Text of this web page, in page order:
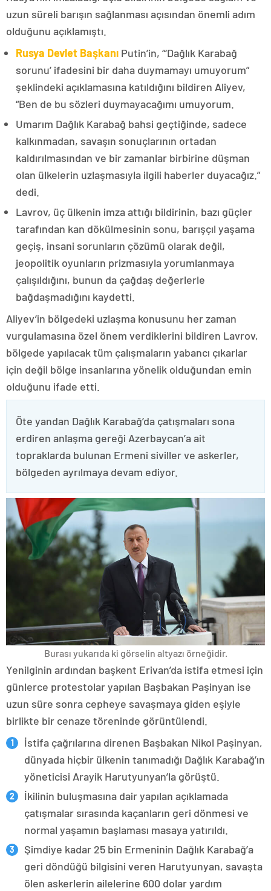
uzun süreli barışın sağlanması açısından önemli adım
olduğunu açıklamıştı.
Rusya Devlet Başkanı Putin’in, “‘Dağlık Karabağ
sorunu’ ifadesini bir daha duymamayı umuyorum”
şeklindeki açıklamasına katıldığını bildiren Aliyev,
“Ben de bu sözleri duymayacağımı umuyorum.
Umarım Dağlık Karabağ bahsi geçtiğinde, sadece
kalkınmadan, savaşın sonuçlarının ortadan
kaldırılmasından ve bir zamanlar birbirine düşman
olan ülkelerin uzlaşmasıyla ilgili haberler duyacağız.”
dedi.
Lavrov, üç ülkenin imza attığı bildirinin, bazı güçler
tarafından kan dökülmesinin sonu, barışçıl yaşama
geçiş, insani sorunların çözümü olarak değil,
jeopolitik oyunların prizmasıyla yorumlanmaya
çalışıldığını, bunun da çağdaş değerlerle
bağdaşmadığını kaydetti.
Aliyev’in bölgedeki uzlaşma konusunu her zaman
vurgulamasına özel önem verdiklerini bildiren Lavrov,
bölgede yapılacak tüm çalışmaların yabancı çıkarlar
için değil bölge insanlarına yönelik olduğundan emin
olduğunu ifade etti.
Öte yandan Dağlık Karabağ’da çatışmaları sona
erdiren anlaşma gereği Azerbaycan’a ait
topraklarda bulunan Ermeni siviller ve askerler,
bölgeden ayrılmaya devam ediyor.
Burası yukarıda ki görselin altyazı örneğidir.
Yenilginin ardından başkent Erivan’da istifa etmesi için
günlerce protestolar yapılan Başbakan Paşinyan ise
uzun süre sonra cepheye savaşmaya giden eşiyle
birlikte bir cenaze töreninde görüntülendi.
İstifa çağrılarına direnen Başbakan Nikol Paşinyan,
dünyada hiçbir ülkenin tanımadığı Dağlık Karabağ’ın
yöneticisi Arayik Harutyunyan’la görüştü.
İkilinin buluşmasına dair yapılan açıklamada
çatışmalar sırasında kaçanların geri dönmesi ve
normal yaşamın başlaması masaya yatırıldı.
Şimdiye kadar 25 bin Ermeninin Dağlık Karabağ’a
geri döndüğü bilgisini veren Harutyunyan, savaşta
ölen askerlerin ailelerine 600 dolar yardım